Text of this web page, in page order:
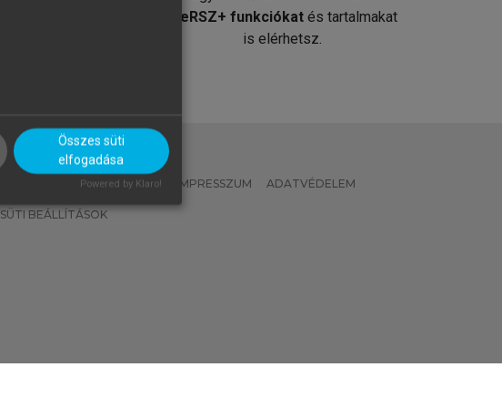
MeRSZ+ funkciókat és tartalmakat
is elérhetsz.
MI – ÁLTALÁNOS IRÁNYELVEK IMPRESSZUM ADATVÉDELEM
SÜTI BEÁLLÍTÁSOK
Összes süti
elfogadása
Powered by Klaro!